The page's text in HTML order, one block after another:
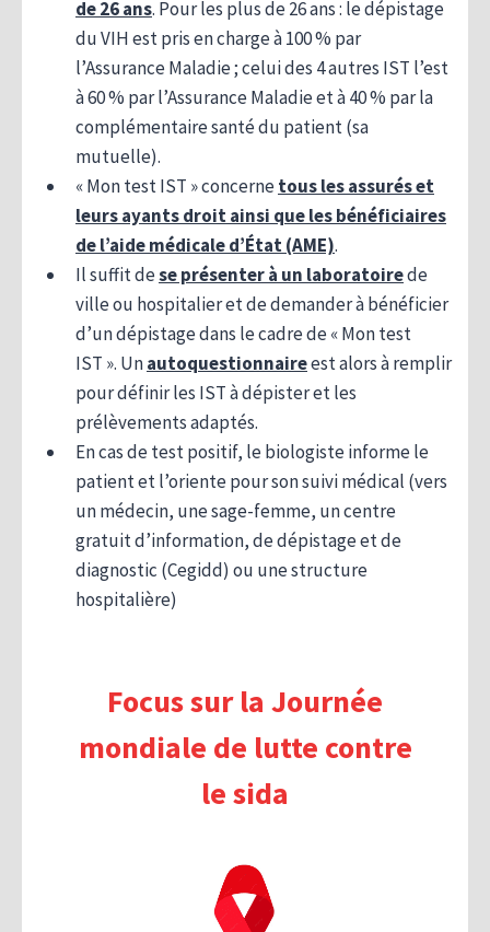
de 26 ans. Pour les plus de 26 ans : le dépistage
du VIH est pris en charge à 100 % par
l’Assurance Maladie ; celui des 4 autres IST l’est
à 60 % par l’Assurance Maladie et à 40 % par la
complémentaire santé du patient (sa
mutuelle).
« Mon test IST » concernetous les assurés et
leurs ayants droit ainsi que les bénéficiaires
de l’aide médicale d’État (AME).
Il suffit dese présenter à un laboratoirede
ville ou hospitalier et de demander à bénéficier
d’un dépistage dans le cadre de « Mon test
IST ». Unautoquestionnaireest alors à remplir
pour définir les IST à dépister et les
prélèvements adaptés.
En cas de test positif, le biologiste informe le
patient et l’oriente pour son suivi médical (vers
un médecin, une sage-femme, un centre
gratuit d’information, de dépistage et de
diagnostic (Cegidd) ou une structure
hospitalière)
Focus sur la Journée
mondiale de lutte contre
le sida